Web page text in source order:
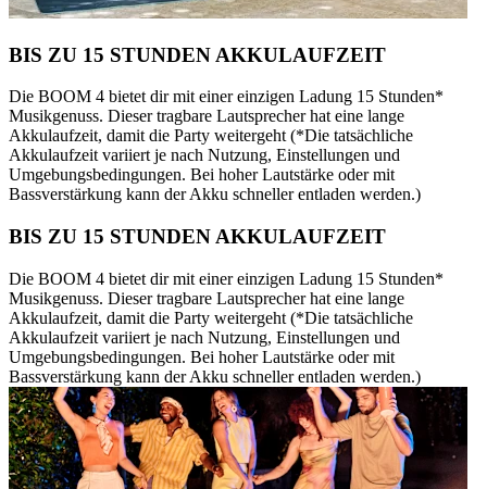
BIS ZU 15 STUNDEN AKKULAUFZEIT
Die BOOM 4 bietet dir mit einer einzigen Ladung 15 Stunden*
Musikgenuss. Dieser tragbare Lautsprecher hat eine lange
Akkulaufzeit, damit die Party weitergeht (*Die tatsächliche
Akkulaufzeit variiert je nach Nutzung, Einstellungen und
Umgebungsbedingungen. Bei hoher Lautstärke oder mit
Bassverstärkung kann der Akku schneller entladen werden.)
BIS ZU 15 STUNDEN AKKULAUFZEIT
Die BOOM 4 bietet dir mit einer einzigen Ladung 15 Stunden*
Musikgenuss. Dieser tragbare Lautsprecher hat eine lange
Akkulaufzeit, damit die Party weitergeht (*Die tatsächliche
Akkulaufzeit variiert je nach Nutzung, Einstellungen und
Umgebungsbedingungen. Bei hoher Lautstärke oder mit
Bassverstärkung kann der Akku schneller entladen werden.)